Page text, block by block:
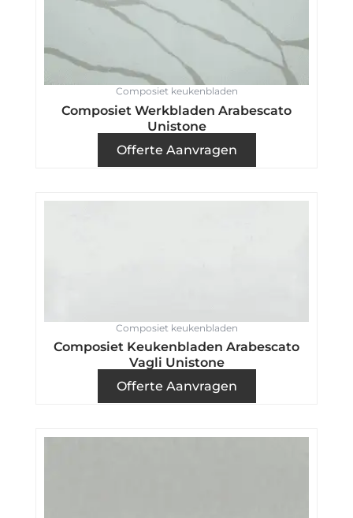
Composiet keukenbladen
Composiet Werkbladen Arabescato
Unistone
Offerte Aanvragen
Composiet keukenbladen
Composiet Keukenbladen Arabescato
Vagli Unistone
Offerte Aanvragen